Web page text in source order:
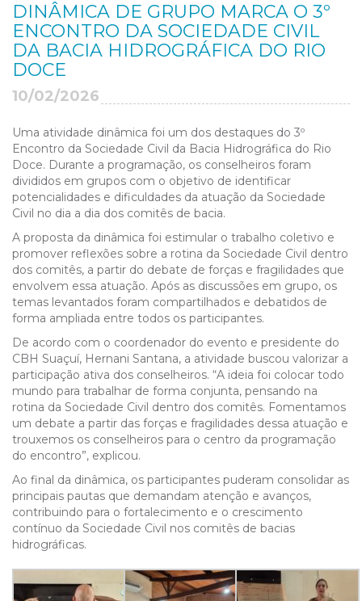
DINÂMICA DE GRUPO MARCA O 3º
ENCONTRO DA SOCIEDADE CIVIL
DA BACIA HIDROGRÁFICA DO RIO
DOCE
10/02/2026
Uma atividade dinâmica foi um dos destaques do 3º
Encontro da Sociedade Civil da Bacia Hidrográfica do Rio
Doce. Durante a programação, os conselheiros foram
divididos em grupos com o objetivo de identificar
potencialidades e dificuldades da atuação da Sociedade
Civil no dia a dia dos comitês de bacia.
A proposta da dinâmica foi estimular o trabalho coletivo e
promover reflexões sobre a rotina da Sociedade Civil dentro
dos comitês, a partir do debate de forças e fragilidades que
envolvem essa atuação. Após as discussões em grupo, os
temas levantados foram compartilhados e debatidos de
forma ampliada entre todos os participantes.
De acordo com o coordenador do evento e presidente do
CBH Suaçuí, Hernani Santana, a atividade buscou valorizar a
participação ativa dos conselheiros. “A ideia foi colocar todo
mundo para trabalhar de forma conjunta, pensando na
rotina da Sociedade Civil dentro dos comitês. Fomentamos
um debate a partir das forças e fragilidades dessa atuação e
trouxemos os conselheiros para o centro da programação
do encontro”, explicou.
Ao final da dinâmica, os participantes puderam consolidar as
principais pautas que demandam atenção e avanços,
contribuindo para o fortalecimento e o crescimento
contínuo da Sociedade Civil nos comitês de bacias
hidrográficas.